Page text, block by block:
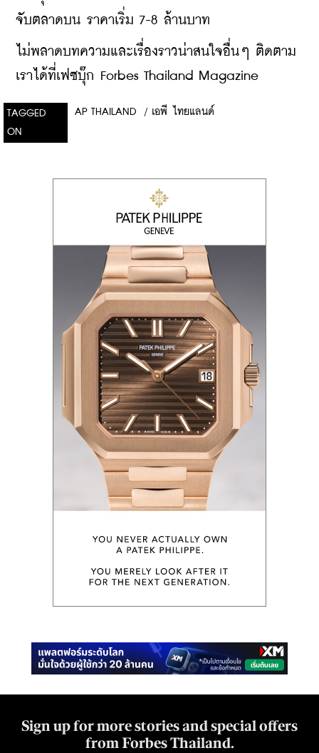
จับตลาดบน ราคาเริ่ม 7-8 ล้านบาท
ไม่พลาดบทความและเรื่องราวน่าสนใจอื่นๆ ติดตาม
เราได้ที่เฟซบุ๊ก Forbes Thailand Magazine
TAGGED
ON
AP THAILAND / เอพี ไทยแลนด์
Sign up for more stories and special offers
from Forbes Thailand.